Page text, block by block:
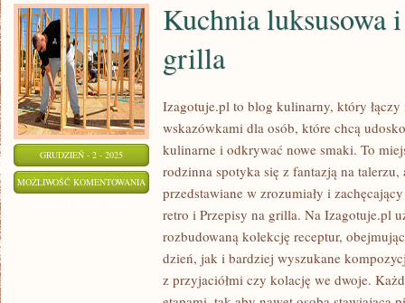
GRUDZIEŃ - 2 - 2025
MOŻLIWOŚĆ KOMENTOWANIA
LUKSUSOWA
Kuchnia luksusowa
grilla
Izagotuje.pl to blog kulinarny, który
wskazówkami dla osób, które chcą
kulinarne i odkrywać nowe smaki. To
rodzinna spotyka się z fantazją na talerzu,
przedstawiane w zrozumiały i
retro i Przepisy na grilla. Na Izagotuje.pl
rozbudowaną kolekcję receptur,
dzień, jak i bardziej wyszukane
z przyjaciółmi czy kolację we dwoje.